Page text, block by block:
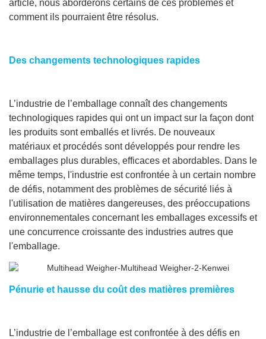
article, nous aborderons certains de ces problèmes et
comment ils pourraient être résolus.
Des changements technologiques rapides
L’industrie de l’emballage connaît des changements
technologiques rapides qui ont un impact sur la façon dont
les produits sont emballés et livrés. De nouveaux
matériaux et procédés sont développés pour rendre les
emballages plus durables, efficaces et abordables. Dans le
même temps, l'industrie est confrontée à un certain nombre
de défis, notamment des problèmes de sécurité liés à
l'utilisation de matières dangereuses, des préoccupations
environnementales concernant les emballages excessifs et
une concurrence croissante des industries autres que
l'emballage.
Pénurie et hausse du coût des matières premières
L’industrie de l’emballage est confrontée à des défis en